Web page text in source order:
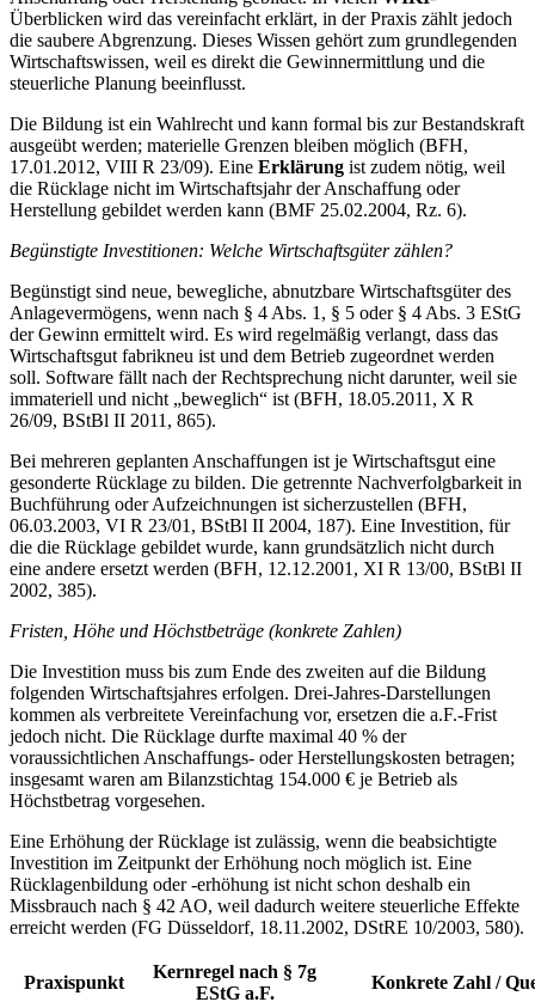
Überblicken wird das vereinfacht erklärt, in der Praxis zählt jedoch
die saubere Abgrenzung. Dieses Wissen gehört zum grundlegenden
Wirtschaftswissen, weil es direkt die Gewinnermittlung und die
steuerliche Planung beeinflusst.
Die Bildung ist ein Wahlrecht und kann formal bis zur Bestandskraft
ausgeübt werden; materielle Grenzen bleiben möglich (BFH,
17.01.2012, VIII R 23/09). Eine Erklärung ist zudem nötig, weil
die Rücklage nicht im Wirtschaftsjahr der Anschaffung oder
Herstellung gebildet werden kann (BMF 25.02.2004, Rz. 6).
Begünstigte Investitionen: Welche Wirtschaftsgüter zählen?
Begünstigt sind neue, bewegliche, abnutzbare Wirtschaftsgüter des
Anlagevermögens, wenn nach § 4 Abs. 1, § 5 oder § 4 Abs. 3 EStG
der Gewinn ermittelt wird. Es wird regelmäßig verlangt, dass das
Wirtschaftsgut fabrikneu ist und dem Betrieb zugeordnet werden
soll. Software fällt nach der Rechtsprechung nicht darunter, weil sie
immateriell und nicht „beweglich“ ist (BFH, 18.05.2011, X R
26/09, BStBl II 2011, 865).
Bei mehreren geplanten Anschaffungen ist je Wirtschaftsgut eine
gesonderte Rücklage zu bilden. Die getrennte Nachverfolgbarkeit in
Buchführung oder Aufzeichnungen ist sicherzustellen (BFH,
06.03.2003, VI R 23/01, BStBl II 2004, 187). Eine Investition, für
die die Rücklage gebildet wurde, kann grundsätzlich nicht durch
eine andere ersetzt werden (BFH, 12.12.2001, XI R 13/00, BStBl II
2002, 385).
Fristen, Höhe und Höchstbeträge (konkrete Zahlen)
Die Investition muss bis zum Ende des zweiten auf die Bildung
folgenden Wirtschaftsjahres erfolgen. Drei-Jahres-Darstellungen
kommen als verbreitete Vereinfachung vor, ersetzen die a.F.-Frist
jedoch nicht. Die Rücklage durfte maximal 40 % der
voraussichtlichen Anschaffungs- oder Herstellungskosten betragen;
insgesamt waren am Bilanzstichtag 154.000 € je Betrieb als
Höchstbetrag vorgesehen.
Eine Erhöhung der Rücklage ist zulässig, wenn die beabsichtigte
Investition im Zeitpunkt der Erhöhung noch möglich ist. Eine
Rücklagenbildung oder -erhöhung ist nicht schon deshalb ein
Missbrauch nach § 42 AO, weil dadurch weitere steuerliche Effekte
erreicht werden (FG Düsseldorf, 18.11.2002, DStRE 10/2003, 580).
Praxispunkt
Kernregel nach § 7g
EStG a.F.
Konkrete Zahl /